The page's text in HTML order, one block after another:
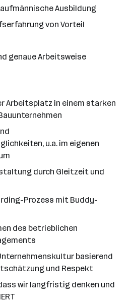
Ausbildung
von Vorteil
genaue Arbeitsweise
Arbeitsplatz in einem starken
u.a. im eigenen
durch Gleitzeit und
Prozess mit Buddy-
des betrieblichen
basierend
und Respekt
wir langfristig denken und